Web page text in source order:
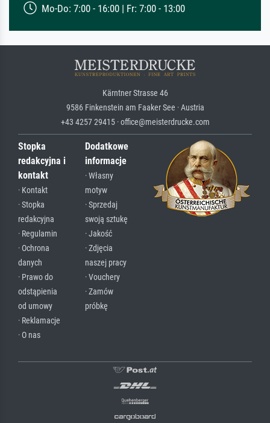
Mo-Do: 7:00 - 16:00 | Fr: 7:00 - 13:00
Kärntner Strasse 46
9586 Finkenstein am Faaker See · Austria
+43 4257 29415 · office@meisterdrucke.com
Stopka
redakcyjna i
kontakt
· Kontakt
· Stopka
redakcyjna
· Regulamin
· Ochrona
danych
· Prawo do
odstąpienia
od umowy
· Reklamacje
· O nas
Dodatkowe
informacje
· Własny
motyw
· Sprzedaj
swoją sztukę
· Jakość
· Zdjęcia
naszej pracy
· Vouchery
· Zamów
próbkę